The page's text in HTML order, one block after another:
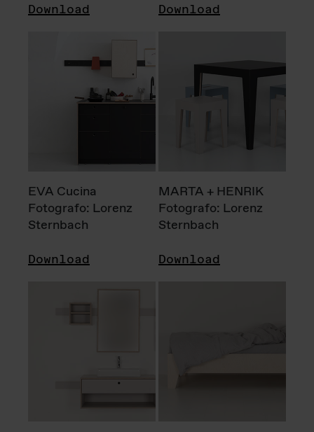
Download Download
EVA Cucina
Fotografo: Lorenz
Sternbach
Download
MARTA + HENRIK
Fotografo: Lorenz
Sternbach
Download